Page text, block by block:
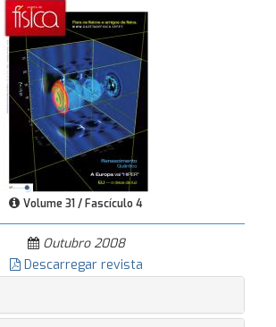
Volume 31 / Fascículo 4
Outubro 2008
Descarregar revista